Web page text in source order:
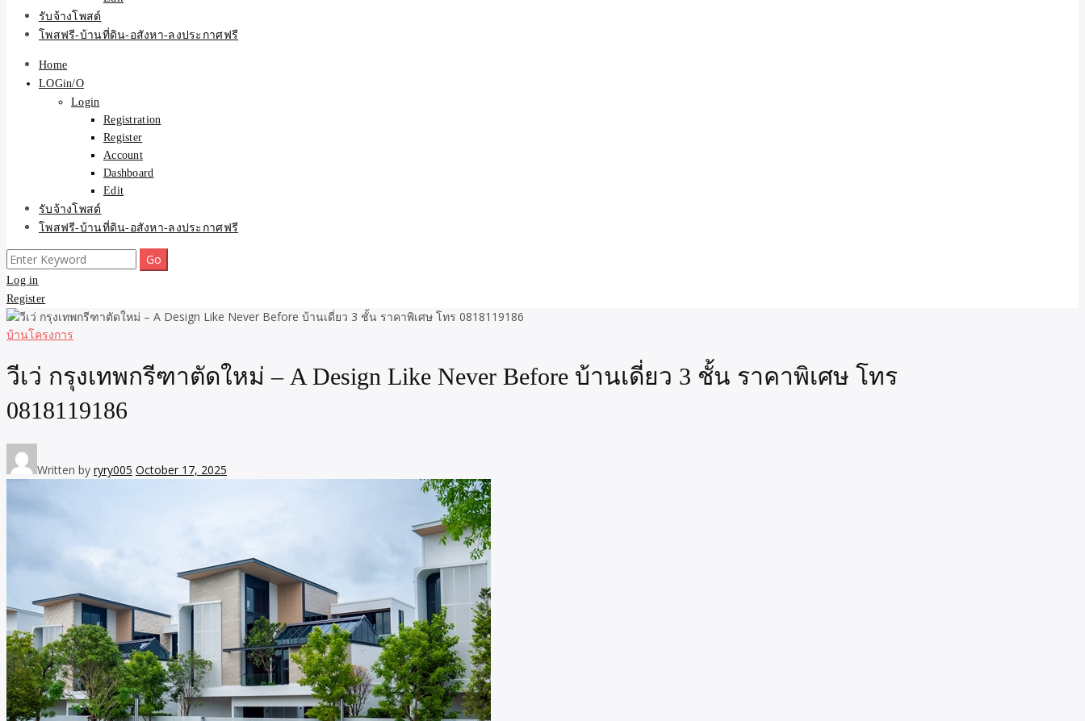
รับจ้างโพสต์
โพสฟรี-บ้านที่ดิน-อสังหา-ลงประกาศฟรี
Home
LOGin/O
Login
Registration
Register
Account
Dashboard
Edit
รับจ้างโพสต์
โพสฟรี-บ้านที่ดิน-อสังหา-ลงประกาศฟรี
Search
for:
Log in
Register
บ้านโครงการ
วีเว่ กรุงเทพกรีฑาตัดใหม่ – A Design Like Never Before บ้านเดี่ยว 3 ชั้น ราคาพิเศษ โทร
0818119186
Written by ryry005 October 17, 2025